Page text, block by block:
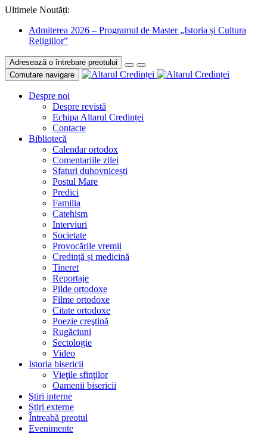
Ultimele Noutăți:
Admiterea 2026 – Programul de Master „Istoria și Cultura
Religiilor”
Adresează o întrebare preotului
Comutare navigare
Despre noi
Despre revistă
Echipa Altarul Credinței
Contacte
Bibliotecă
Calendar ortodox
Comentariile zilei
Sfaturi duhovnicești
Postul Mare
Predici
Familia
Catehism
Interviuri
Societate
Provocările vremii
Credință și medicină
Tineret
Reportaje
Pilde ortodoxe
Filme ortodoxe
Citate ortodoxe
Poezie creştină
Rugăciuni
Sectologie
Video
Istoria bisericii
Vieţile sfinţilor
Oamenii bisericii
Ştiri interne
Știri externe
Întreabă preotul
Evenimente